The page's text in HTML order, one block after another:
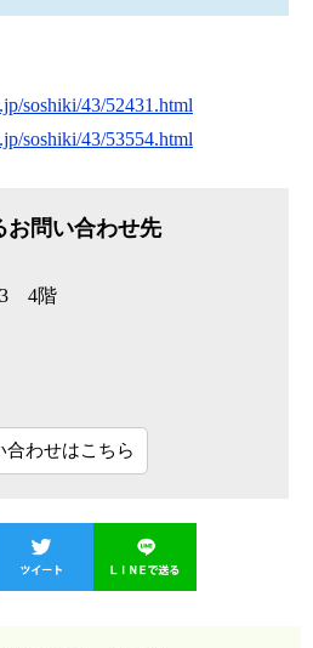
soshiki/43/52431.html
soshiki/43/53554.html
お問い合わせ先
3 4階
合わせはこちら